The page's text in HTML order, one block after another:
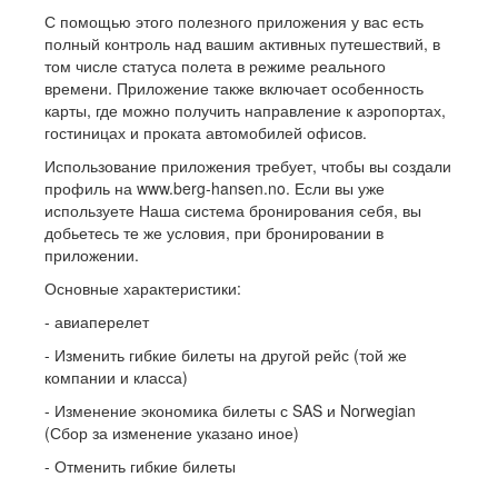
С помощью этого полезного приложения у вас есть
полный контроль над вашим активных путешествий, в
том числе статуса полета в режиме реального
времени. Приложение также включает особенность
карты, где можно получить направление к аэропортах,
гостиницах и проката автомобилей офисов.
Использование приложения требует, чтобы вы создали
профиль на www.berg-hansen.no. Если вы уже
используете Наша система бронирования себя, вы
добьетесь те же условия, при бронировании в
приложении.
Основные характеристики:
- авиаперелет
- Изменить гибкие билеты на другой рейс (той же
компании и класса)
- Изменение экономика билеты с SAS и Norwegian
(Сбор за изменение указано иное)
- Отменить гибкие билеты